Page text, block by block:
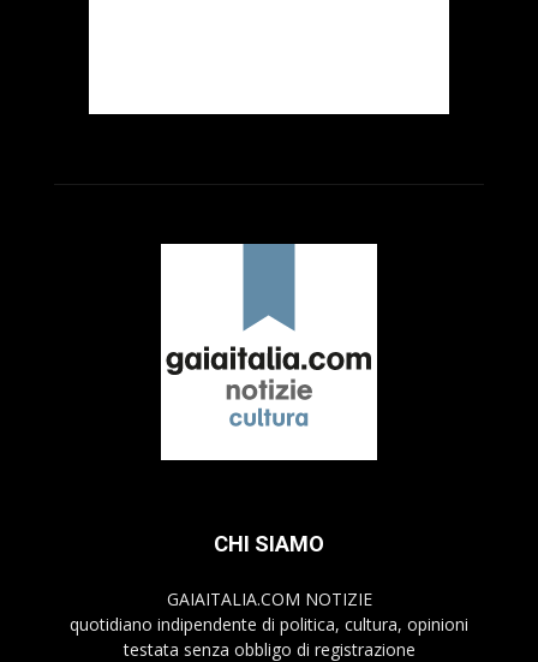
CHI SIAMO
GAIAITALIA.COM NOTIZIE
quotidiano indipendente di politica, cultura, opinioni
testata senza obbligo di registrazione